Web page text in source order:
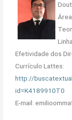
Efetividade dos
Currículo Lattes:
http://
id=K4189910T0
E-mail: